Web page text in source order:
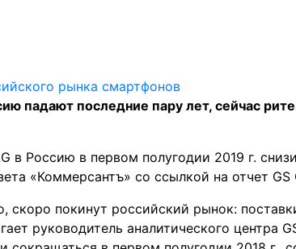
падают последние пару лет, сейчас
в Россию в первом полугодии 2019 г.
«Коммерсантъ» со ссылкой на отчет GS
скоро покинут российский рынок:
руководитель аналитического центра